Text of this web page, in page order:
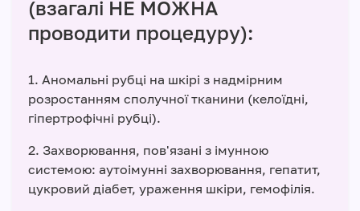
(взагалі НЕ МОЖНА
проводити процедуру):
1. Аномальні рубці на шкірі з надмірним
розростанням сполучної тканини (келоїдні,
гіпертрофічні рубці).
2. Захворювання, пов'язані з імунною
системою: аутоімунні захворювання, гепатит,
цукровий діабет, ураження шкіри, гемофілія.